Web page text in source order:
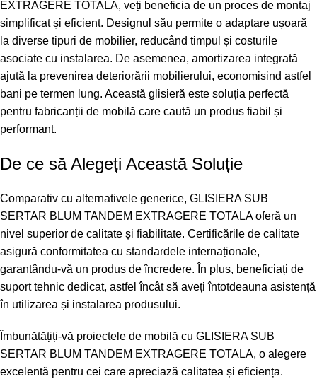
EXTRAGERE TOTALA, veți beneficia de un proces de montaj
simplificat și eficient. Designul său permite o adaptare ușoară
la diverse tipuri de mobilier, reducând timpul și costurile
asociate cu instalarea. De asemenea, amortizarea integrată
ajută la prevenirea deteriorării mobilierului, economisind astfel
bani pe termen lung. Această glisieră este soluția perfectă
pentru fabricanții de mobilă care caută un produs fiabil și
performant.
De ce să Alegeți Această Soluție
Comparativ cu alternativele generice, GLISIERA SUB
SERTAR BLUM TANDEM EXTRAGERE TOTALA oferă un
nivel superior de calitate și fiabilitate. Certificările de calitate
asigură conformitatea cu standardele internaționale,
garantându-vă un produs de încredere. În plus, beneficiați de
suport tehnic dedicat, astfel încât să aveți întotdeauna asistență
în utilizarea și instalarea produsului.
Îmbunătățiți-vă proiectele de mobilă cu GLISIERA SUB
SERTAR BLUM TANDEM EXTRAGERE TOTALA, o alegere
excelentă pentru cei care apreciază calitatea și eficiența.